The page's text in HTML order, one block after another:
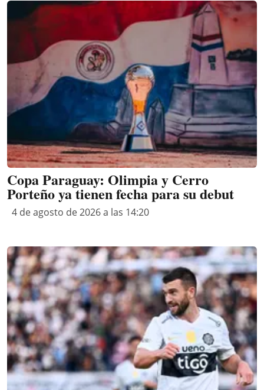
Copa Paraguay: Olimpia y Cerro
Porteño ya tienen fecha para su debut
4 de agosto de 2026 a las 14:20